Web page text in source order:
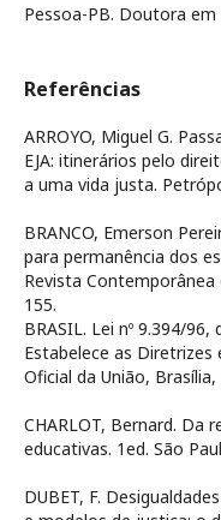
Pessoa-PB. Doutora em
Referências
ARROYO, Miguel G.
EJA: itinerários pelo
a uma vida justa.
BRANCO, Emerson
para permanência dos
Revista Contemporânea
155.
BRASIL. Lei nº 9.394/
Estabelece as Diretrizes
Oficial da União, Brasília,
CHARLOT, Bernard. Da
educativas. 1ed. São
DUBET, F.